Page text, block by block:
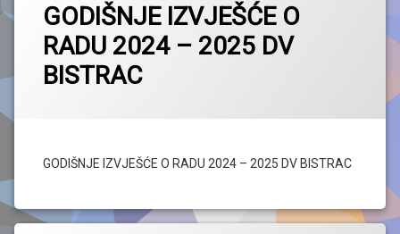
GODIŠNJE IZVJEŠĆE O
RADU 2024 – 2025 DV
BISTRAC
GODIŠNJE IZVJEŠĆE O RADU 2024 – 2025 DV BISTRAC